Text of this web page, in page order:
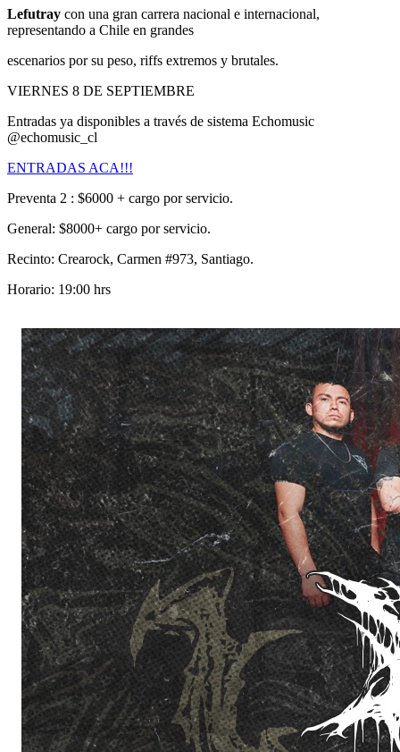
Lefutray con una gran carrera nacional e internacional,
representando a Chile en grandes
escenarios por su peso, riffs extremos y brutales.
VIERNES 8 DE SEPTIEMBRE
Entradas ya disponibles a través de sistema Echomusic
@echomusic_cl
ENTRADAS ACA!!!
Preventa 2 : $6000 + cargo por servicio.
General: $8000+ cargo por servicio.
Recinto: Crearock, Carmen #973, Santiago.
Horario: 19:00 hrs